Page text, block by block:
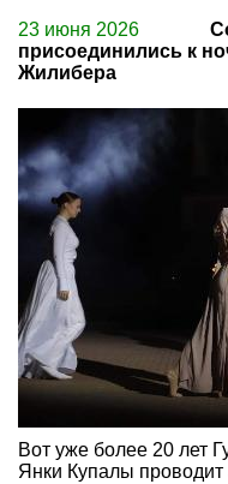
23 июня 2026
присоединились к
Жилибера
Вот уже более 20 лет
Янки Купалы